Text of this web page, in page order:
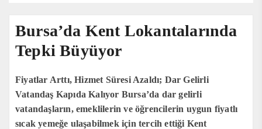
Bursa’da Kent Lokantalarında
Tepki Büyüyor
Fiyatlar Arttı, Hizmet Süresi Azaldı; Dar Gelirli
Vatandaş Kapıda Kalıyor Bursa’da dar gelirli
vatandaşların, emeklilerin ve öğrencilerin uygun fiyatlı
sıcak yemeğe ulaşabilmek için tercih ettiği Kent